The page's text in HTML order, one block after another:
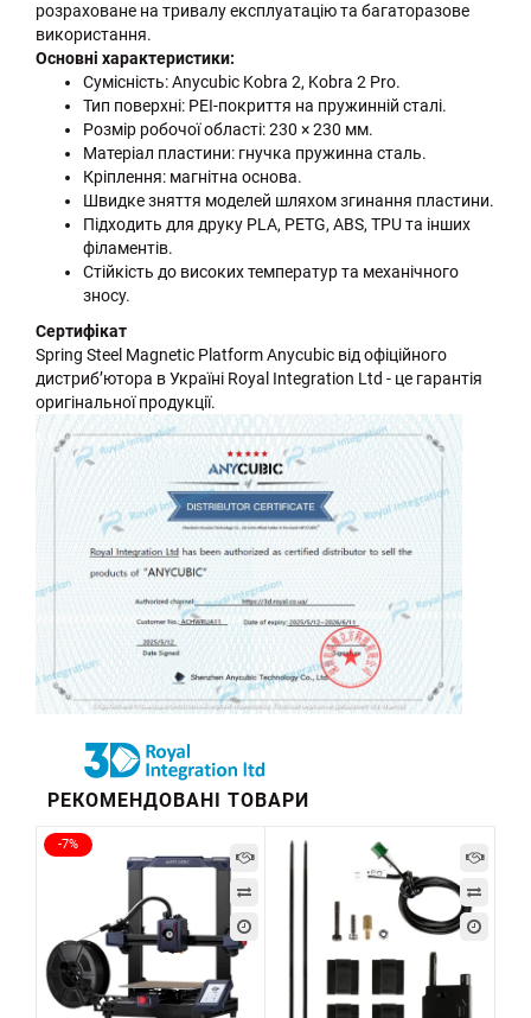
розраховане на тривалу експлуатацію та багаторазове
використання.
Основні характеристики:
Сумісність: Anycubic Kobra 2, Kobra 2 Pro.
Тип поверхні: PEI-покриття на пружинній сталі.
Розмір робочої області: 230 × 230 мм.
Матеріал пластини: гнучка пружинна сталь.
Кріплення: магнітна основа.
Швидке зняття моделей шляхом згинання пластини.
Підходить для друку PLA, PETG, ABS, TPU та інших
філаментів.
Стійкість до високих температур та механічного
зносу.
Сертифікат
Spring Steel Magnetic Platform Anycubic від офіційного
дистриб’ютора в Україні Royal Integration Ltd - це гарантія
оригінальної продукції.
РЕКОМЕНДОВАНІ ТОВАРИ
-7%